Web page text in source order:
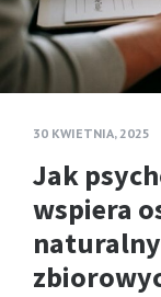
30 KWIETNIA, 2025
Jak
wspiera